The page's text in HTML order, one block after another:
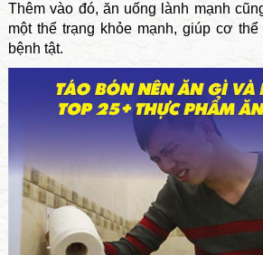
Thêm vào đó, ăn uống lành mạnh
một thể trạng khỏe mạnh, giúp cơ
bệnh tật.